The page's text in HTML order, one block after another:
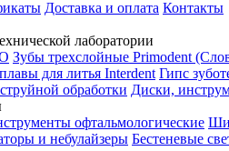
Доставка и оплата Контакты
лаборатории
Зубы трехслойные Primodent
для литья Interdent Гипс
обработки Диски,
офтальмологические
и небулайзеры Бестеневые